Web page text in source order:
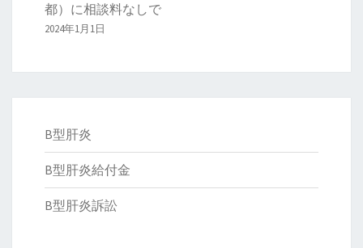
都）に相談料なしで
2024年1月1日
B型肝炎
B型肝炎給付金
B型肝炎訴訟